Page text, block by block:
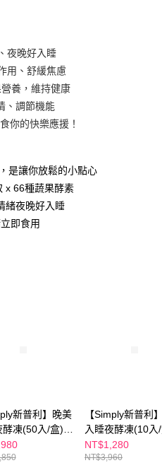
付款」的支付方式。 讓您購物簡單
不需儲值。
即可結帳。
款。
知簡訊。
之「AFTEE先享後付」服務完成之交
資料，並將交易相關給付款項請求債
下網址：
運費
)免運費
夜晚好入睡
用、舒緩焦慮
養，維持健康
、調節機能
你的快樂應援！
是讓你放鬆的小點心
x 66種蔬果酵素
緒夜晚好入睡
即食用
新普利】晚美
酵凍(50入/盒)
【Simply新普利
入睡夜酵凍(10入
(x4盒)
NT$1,280
NT$3,960